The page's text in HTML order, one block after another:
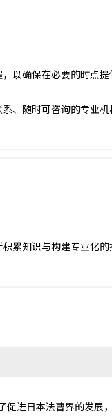
以确保在必要的时点
、随时可咨询的专业
累知识与构建专业化
促进日本法曹界的发展